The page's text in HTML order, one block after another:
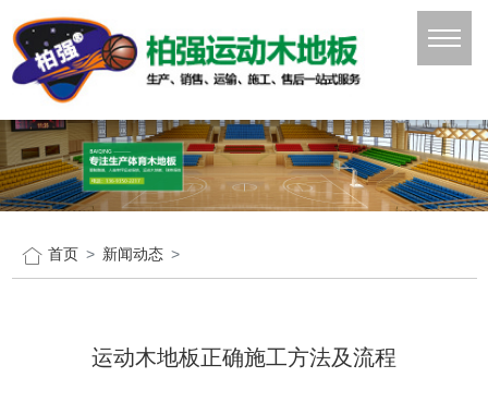
首页 新闻动态
运动木地板正确施工方法及流程